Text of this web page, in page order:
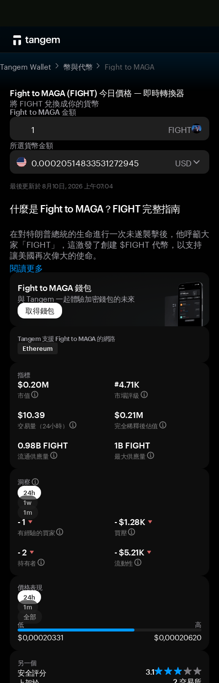
Tangem Wallet 幣與代幣 Fight to MAGA
Fight to MAGA (FIGHT) 今日價格 — 即時轉換器
將 FIGHT 兌換成你的貨幣
Fight to MAGA 金額
FIGHT
所選貨幣金額
USD
最後更新於 8月10日, 2026 上午07:04
什麼是 Fight to MAGA？FIGHT 完整指南
在對特朗普總統的生命進行一次未遂襲擊後，他呼籲大
家「FIGHT」，這激發了創建 $FIGHT 代幣，以支持
讓美國再次偉大的使命。
閱讀更多
Fight to MAGA 錢包
與 Tangem 一起體驗加密錢包的未來
取得錢包
Tangem 支援 Fight to MAGA 的網路
Ethereum
指標
$0.20M
市值
#4.71K
市場評級
$10.39
交易量（24小時）
$0.21M
完全稀釋後估值
0.98B FIGHT
流通供應量
1B FIGHT
最大供應量
洞察
24h
1w
1m
- 1
有經驗的買家
- $1.28K
買壓
- 2
持有者
- $5.21K
流動性
價格表現
24h
1m
全部
低
高
$0,00020331 $0,00020620
另一個
安全評分 3.1